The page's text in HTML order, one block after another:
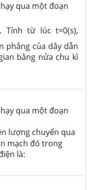
qua một đoạn
Tính từ lúc t=0(s),
phẳng của dây dẫn
bằng nửa chu kì
qua một đoạn
lượng chuyển qua
mạch đó trong
là: